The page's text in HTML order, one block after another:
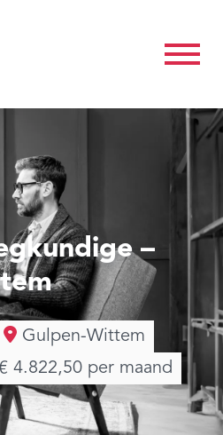
–
Gulpen-Wittem
4.822,50 per maand